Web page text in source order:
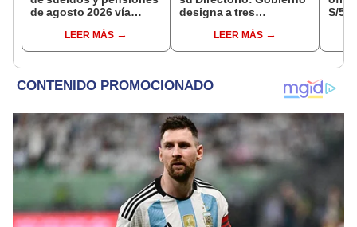
de agosto 2026 vía
conoce las fechas de
depósito
LEER MÁS
designa a tres
EjecutivoLEER MÁS
S/
para